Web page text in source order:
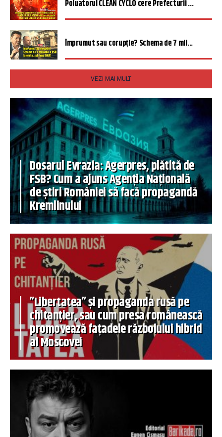
Poluatorul CLEAN CYCLO cere Prefecturii ...
Împrumut sau corupție? Schema de 7 mil...
VEZI MAI MULT
Dosarul Evrazia: Agerpres, plătită de
FSB? Cum a ajuns Agenția Națională
de știri României să facă propagandă
Kremlinului
”Libertatea” și propaganda rusă pe
chitanțier, sau cum presa românească
promovează fațadele războiului hibrid
al Moscovei